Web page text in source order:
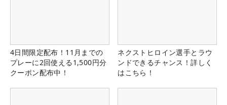
4日間限定配布！11月までの
プレーに2回使える1,500円分
クーポン配布中！
ネクストヒロイン選手とラウ
ンドできるチャンス！詳しく
はこちら！